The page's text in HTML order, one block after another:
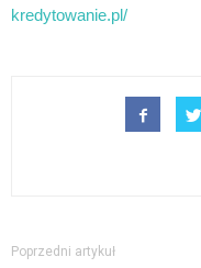
kredytowanie.pl/
Poprzedni artykuł